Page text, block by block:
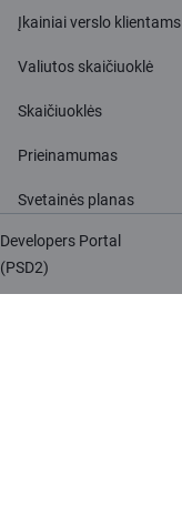
Įkainiai verslo klientams
Valiutos skaičiuoklė
Skaičiuoklės
Prieinamumas
Svetainės planas
Developers Portal
(PSD2)